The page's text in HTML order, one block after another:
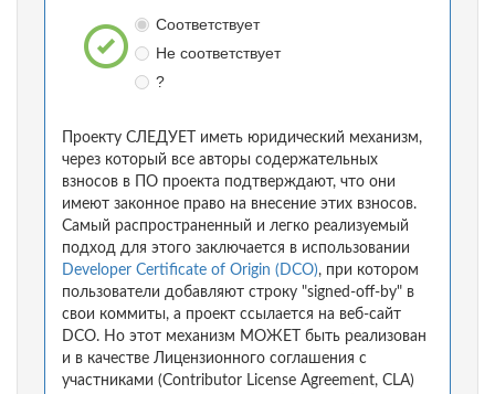
Соответствует
Не соответствует
?
Проекту СЛЕДУЕТ иметь юридический механизм,
через который все авторы содержательных
взносов в ПО проекта подтверждают, что они
имеют законное право на внесение этих взносов.
Самый распространенный и легко реализуемый
подход для этого заключается в использовании
Developer Certificate of Origin (DCO), при котором
пользователи добавляют строку "signed-off-by" в
свои коммиты, а проект ссылается на веб-сайт
DCO. Но этот механизм МОЖЕТ быть реализован
и в качестве Лицензионного соглашения с
участниками (Contributor License Agreement, CLA)